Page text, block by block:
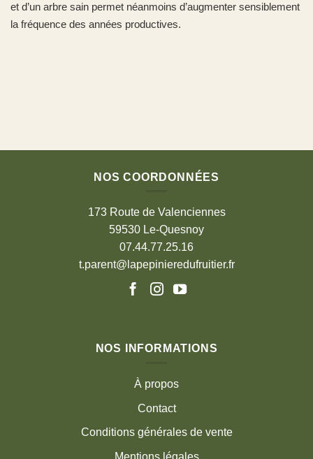
et d’un arbre sain permet néanmoins d’augmenter sensiblement
la fréquence des années productives.
NOS COORDONNÉES
173 Route de Valenciennes
59530 Le-Quesnoy
07.44.77.25.16
t.parent@lapepinieredufruitier.fr
NOS INFORMATIONS
À propos
Contact
Conditions générales de vente
Mentions légales